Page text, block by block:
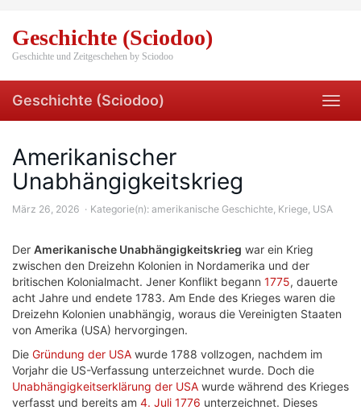
main
content
Geschichte (Sciodoo)
Geschichte und Zeitgeschehen by Sciodoo
Geschichte (Sciodoo)
Amerikanischer
Unabhängigkeitskrieg
März 26, 2026 Kategorie(n): amerikanische Geschichte, Kriege, USA
Der Amerikanische Unabhängigkeitskrieg war ein Krieg
zwischen den Dreizehn Kolonien in Nordamerika und der
britischen Kolonialmacht. Jener Konflikt begann 1775, dauerte
acht Jahre und endete 1783. Am Ende des Krieges waren die
Dreizehn Kolonien unabhängig, woraus die Vereinigten Staaten
von Amerika (USA) hervorgingen.
Die Gründung der USA wurde 1788 vollzogen, nachdem im
Vorjahr die US-Verfassung unterzeichnet wurde. Doch die
Unabhängigkeitserklärung der USA wurde während des Krieges
verfasst und bereits am 4. Juli 1776 unterzeichnet. Dieses